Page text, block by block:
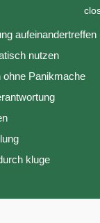
aufeinandertreffen
nutzen
Panikmache
kluge